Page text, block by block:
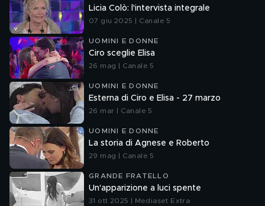
Licia Colò: l'intervista integrale
07 giu 2025 | Canale 5
UOMINI E DONNE
Ciro sceglie Elisa
26 mag | Canale 5
UOMINI E DONNE
Esterna di Ciro e Elisa - 27 marzo
26 mar | Canale 5
UOMINI E DONNE
La storia di Agnese e Roberto
29 mag | Canale 5
GRANDE FRATELLO
Un'apparizione a luci spente
31 ott 2025 | Mediaset Extra